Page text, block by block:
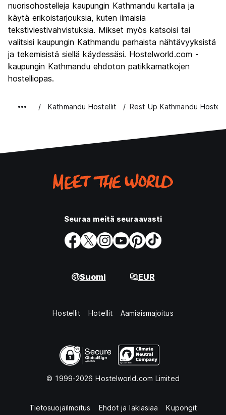
Rahanarvoinen
nuorisohostelleja kaupungin Kathmandu kartalla ja
käytä erikoistarjouksia, kuten ilmaisia
tekstiviestivahvistuksia. Mikset myös katsoisi tai
valitsisi kaupungin Kathmandu parhaista nähtävyyksistä
ja tekemisistä siellä käydessäsi. Hostelworld.com -
kaupungin Kathmandu ehdoton patikkamatkojen
hostelliopas.
Kathmandu Hostellit Rest Up Kathmandu Hostel
Seuraa meitä seuraavasti
Suomi EUR
Hostellit Hotellit Aamiaismajoitus
© 1999-2026 Hostelworld.com Limited
Tietosuojailmoitus Ehdot ja lakiasiaa Kupongit